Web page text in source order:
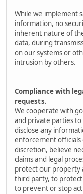
While we implement
information, no
inherent nature of
data, during
on our systems or
intrusion by others.
Compliance with
requests.
We cooperate with
and private parties to
disclose any
enforcement officials
discretion, believe
claims and legal
protect our property
third party, to
to prevent or stop